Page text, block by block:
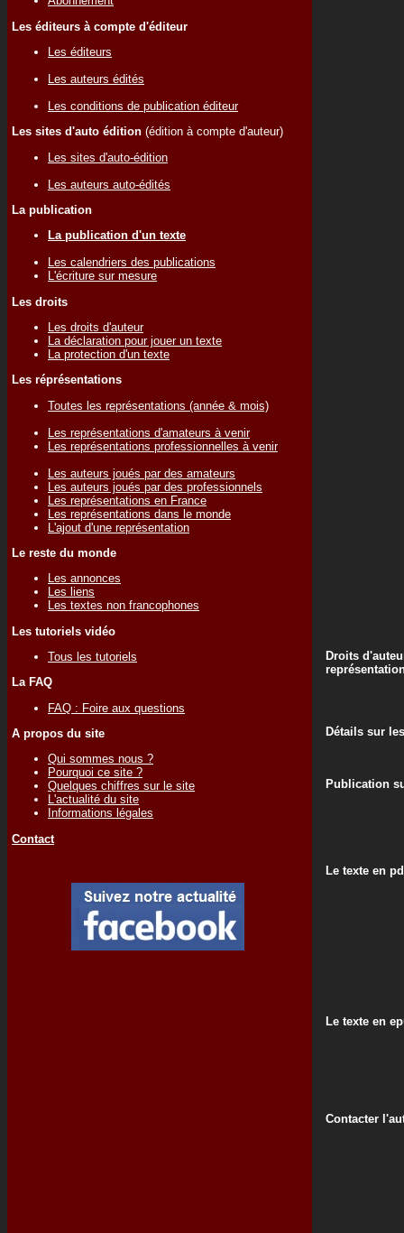
Les éditeurs à compte d'éditeur
Les éditeurs
Les auteurs édités
Les conditions de publication éditeur
Les sites d'auto édition (édition à compte d'auteur)
Les sites d'auto-édition
Les auteurs auto-édités
La publication
La publication d'un texte
Les calendriers des publications
L'écriture sur mesure
Les droits
Les droits d'auteur
La déclaration pour jouer un texte
La protection d'un texte
Les réprésentations
Toutes les représentations (année & mois)
Les représentations d'amateurs à venir
Les représentations professionnelles à venir
Les auteurs joués par des amateurs
Les auteurs joués par des professionnels
Les représentations en France
Les représentations dans le monde
L'ajout d'une représentation
Le reste du monde
Les annonces
Les liens
Les textes non francophones
Les tutoriels vidéo
Tous les tutoriels
La FAQ
FAQ : Foire aux questions
A propos du site
Qui sommes nous ?
Pourquoi ce site ?
Quelques chiffres sur le site
L'actualité du site
Informations légales
Contact
Droits
Détails sur
Publication
Le texte en
Le texte en
Contacter